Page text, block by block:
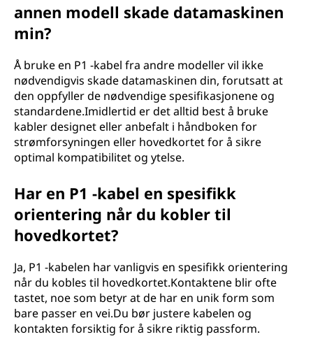
annen modell skade datamaskinen
min?
Å bruke en P1 -kabel fra andre modeller vil ikke
nødvendigvis skade datamaskinen din, forutsatt at
den oppfyller de nødvendige spesifikasjonene og
standardene.Imidlertid er det alltid best å bruke
kabler designet eller anbefalt i håndboken for
strømforsyningen eller hovedkortet for å sikre
optimal kompatibilitet og ytelse.
Har en P1 -kabel en spesifikk
orientering når du kobler til
hovedkortet?
Ja, P1 -kabelen har vanligvis en spesifikk orientering
når du kobles til hovedkortet.Kontaktene blir ofte
tastet, noe som betyr at de har en unik form som
bare passer en vei.Du bør justere kabelen og
kontakten forsiktig for å sikre riktig passform.